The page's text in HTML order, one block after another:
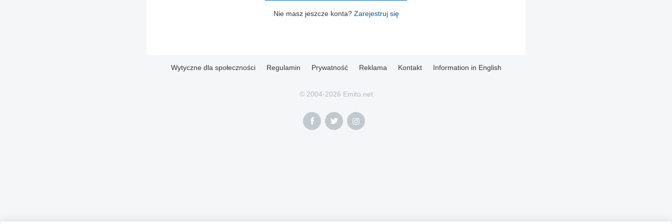
Nie masz jeszcze konta? Zarejestruj się
Wytyczne dla społeczności Regulamin Prywatność Reklama Kontakt Information in English
© 2004-2026 Emito.net